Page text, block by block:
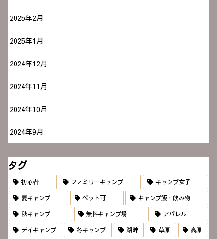
2025年2月
2025年1月
2024年12月
2024年11月
2024年10月
2024年9月
タグ
初心者 ファミリーキャンプ キャンプ女子
夏キャンプ ペット可 キャンプ飯・飲み物
秋キャンプ 無料キャンプ場 アパレル
デイキャンプ 冬キャンプ 湖畔 草原 高原